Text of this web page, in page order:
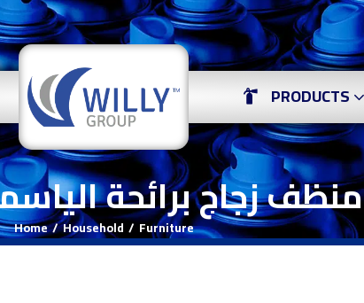
PRODUCTS
منظف زجاج برائحة الياسمينHome Household Furniture